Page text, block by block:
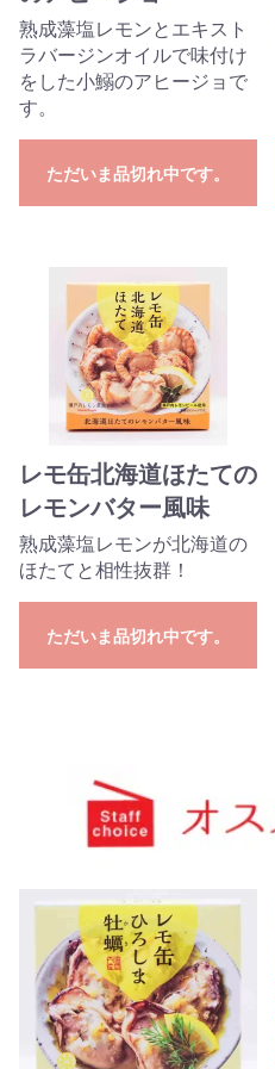
熟成藻塩レモンとエキスト
ラバージンオイルで味付け
をした小鰯のアヒージョで
す。
ただいま品切れ中です。
レモ缶北海道ほたての
レモンバター風味
熟成藻塩レモンが北海道の
ほたてと相性抜群！
ただいま品切れ中です。